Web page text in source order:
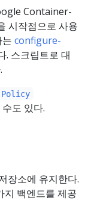
Container-
시작점으로 사용
configure-
. 스크립트로 대
Policy
도 있다.
장소에 유지한다.
백엔드를 제공